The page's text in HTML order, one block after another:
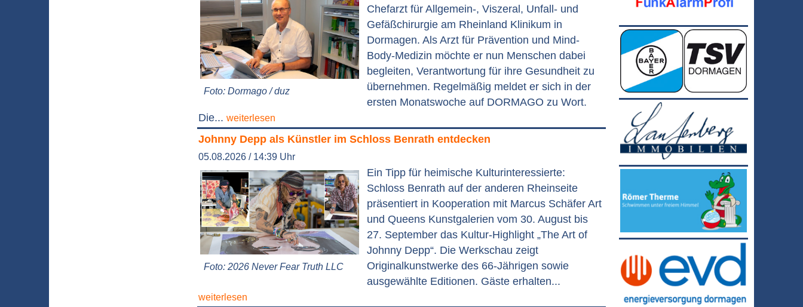
Foto: Dormago / duz
Chefarzt für Allgemein-, Viszeral, Unfall- und
Gefäßchirurgie am Rheinland Klinikum in
Dormagen. Als Arzt für Prävention und Mind-
Body-Medizin möchte er nun Menschen dabei
begleiten, Verantwortung für ihre Gesundheit zu
übernehmen. Regelmäßig meldet er sich in der
ersten Monatswoche auf DORMAGO zu Wort.
Die... weiterlesen
Johnny Depp als Künstler im Schloss Benrath entdecken
05.08.2026 / 14:39 Uhr
Foto: 2026 Never Fear Truth LLC
Ein Tipp für heimische Kulturinteressierte:
Schloss Benrath auf der anderen Rheinseite
präsentiert in Kooperation mit Marcus Schäfer Art
und Queens Kunstgalerien vom 30. August bis
27. September das Kultur-Highlight „The Art of
Johnny Depp“. Die Werkschau zeigt
Originalkunstwerke des 66-Jährigen sowie
ausgewählte Editionen. Gäste erhalten...
weiterlesen